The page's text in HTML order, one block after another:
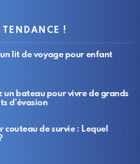
TENDANCE !
lit de voyage pour enfant
un bateau pour vivre de grands
d’évasion
couteau de survie : Lequel